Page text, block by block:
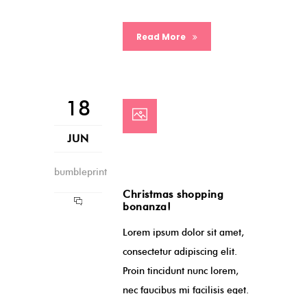
Read More
18
JUN
bumbleprint
Christmas shopping
bonanza!
Lorem ipsum dolor sit amet,
consectetur adipiscing elit.
Proin tincidunt nunc lorem,
nec faucibus mi facilisis eget.